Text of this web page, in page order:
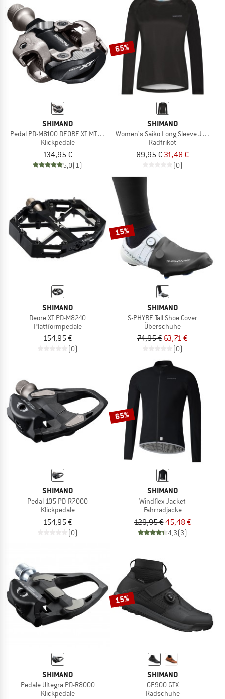
SHIMANO
Pedal PD-M8100 DEORE XT MTB SPD ohne Reflektor
Klickpedale
134,95 €
5,0(1)
65%
SHIMANO
Women's Saiko Long Sleeve Jersey
Radtrikot
89,95 € 31,48 €
(0)
SHIMANO
Deore XT PD-M8240
Plattformpedale
154,95 €
(0)
15%
SHIMANO
S-PHYRE Tall Shoe Cover
Überschuhe
74,95 € 63,71 €
(0)
SHIMANO
Pedal 105 PD-R7000
Klickpedale
154,95 €
(0)
65%
SHIMANO
Windflex Jacket
Fahrradjacke
129,95 €45,48 €
4,3(3)
SHIMANO
Pedale Ultegra PD-R8000
Klickpedale
15%
SHIMANO
GE900 GTX
Radschuhe